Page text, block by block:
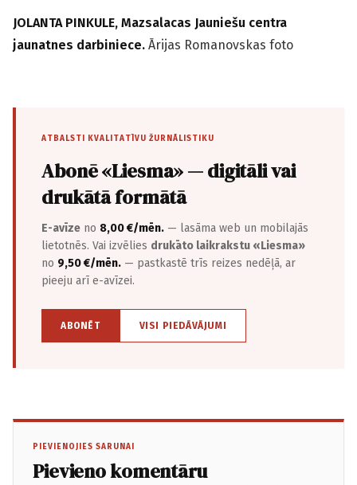
JOLANTA PINKULE, Mazsalacas Jauniešu centra
jaunatnes darbiniece. Ārijas Romanovskas foto
ATBALSTI KVALITATĪVU ŽURNĀLISTIKU
Abonē «Liesma» — digitāli vai
drukātā formātā
E-avīze no 8,00 €/mēn. — lasāma web un mobilajās
lietotnēs. Vai izvēlies drukāto laikrakstu «Liesma»
no 9,50 €/mēn. — pastkastē trīs reizes nedēļā, ar
pieeju arī e-avīzei.
ABONĒT VISI PIEDĀVĀJUMI
PIEVIENOJIES SARUNAI
Pievieno komentāru